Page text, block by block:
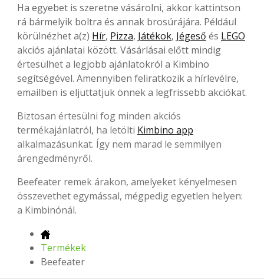
Ha egyebet is szeretne vásárolni, akkor kattintson
rá bármelyik boltra és annak brosúrájára. Például
körülnézhet a(z) Hír, Pizza, Játékok, Jégeső és LEGO
akciós ajánlatai között. Vásárlásai előtt mindig
értesülhet a legjobb ajánlatokról a Kimbino
segítségével. Amennyiben feliratkozik a hírlevélre,
emailben is eljuttatjuk önnek a legfrissebb akciókat.
Biztosan értesülni fog minden akciós
termékajánlatról, ha letölti Kimbino app
alkalmazásunkat. Így nem marad le semmilyen
árengedményről.
Beefeater remek árakon, amelyeket kényelmesen
összevethet egymással, mégpedig egyetlen helyen:
a Kimbinónál.
Termékek
Beefeater